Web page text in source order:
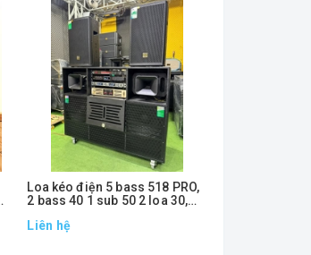
Loa kéo điện 5 bass 518 PRO,
2 bass 40 1 sub 50 2 loa 30,
Liên hệ